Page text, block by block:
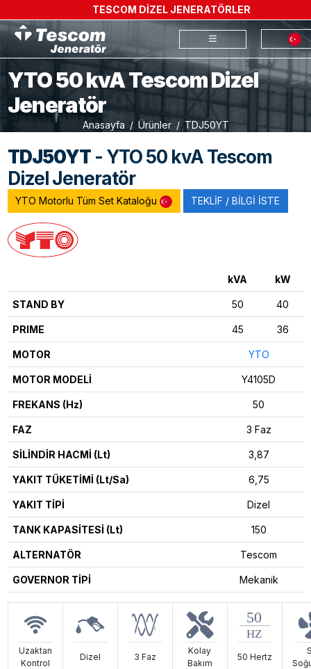
TESCOM DİZEL JENERATÖRLER
YTO 50 kvA Tescom Dizel
Jeneratör
Anasayfa Ürünler TDJ50YT
TDJ50YT- YTO 50 kvA Tescom
Dizel Jeneratör
YTO Motorlu Tüm Set Kataloğu TEKLİF / BİLGİ İSTE
kVA kW
STAND BY 50 40
PRIME 45 36
MOTOR YTO
MOTOR MODELİ Y4105D
FREKANS (Hz) 50
FAZ 3 Faz
SİLİNDİR HACMİ (Lt) 3,87
YAKIT TÜKETİMİ (Lt/Sa) 6,75
YAKIT TİPİ Dizel
TANK KAPASİTESİ (Lt) 150
ALTERNATÖR Tescom
GOVERNOR TİPİ Mekanik
Uzaktan
Kontrol
Dizel 3 Faz
Kolay
Bakım
50 Hertz